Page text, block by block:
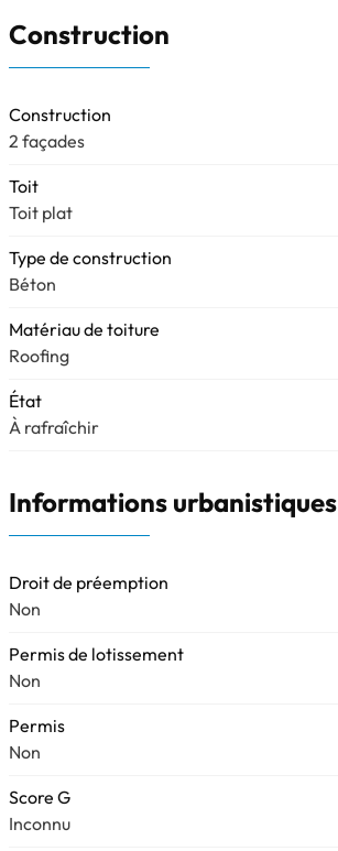
Construction
Construction
2 façades
Toit
Toit plat
Type de construction
Béton
Matériau de toiture
Roofing
État
À rafraîchir
Informations urbanistiques
Droit de préemption
Non
Permis de lotissement
Non
Permis
Non
Score G
Inconnu